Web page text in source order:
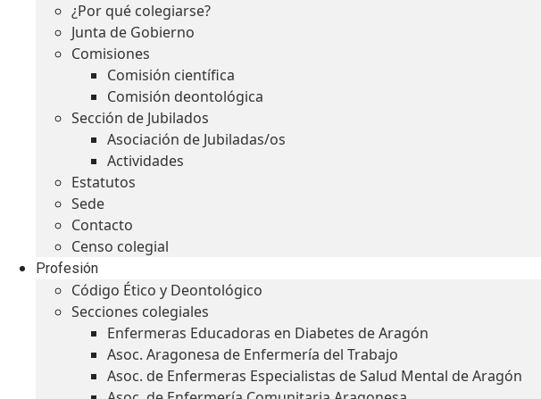
¿Por qué colegiarse?
Junta de Gobierno
Comisiones
Comisión científica
Comisión deontológica
Sección de Jubilados
Asociación de Jubiladas/os
Actividades
Estatutos
Sede
Contacto
Censo colegial
Profesión
Código Ético y Deontológico
Secciones colegiales
Enfermeras Educadoras en Diabetes de Aragón
Asoc. Aragonesa de Enfermería del Trabajo
Asoc. de Enfermeras Especialistas de Salud Mental de Aragón